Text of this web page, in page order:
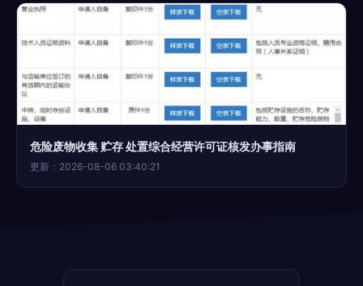
危险废物收集 贮存 处置综合经营许可证核发办事指南
更新：2026-08-06 03:40:21